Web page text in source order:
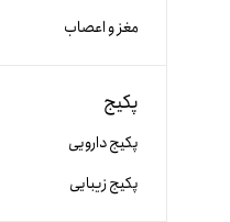
مغز و اعصاب
پکیج
پکیج دارویی
پکیج زیبایی